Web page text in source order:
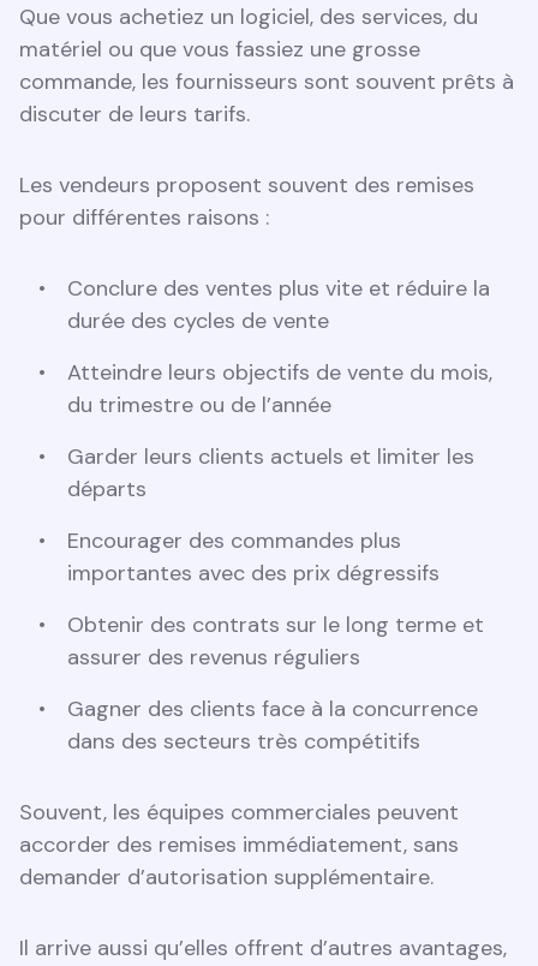
Que vous achetiez un logiciel, des services, du
matériel ou que vous fassiez une grosse
commande, les fournisseurs sont souvent prêts à
discuter de leurs tarifs.
Les vendeurs proposent souvent des remises
pour différentes raisons :
Conclure des ventes plus vite et réduire la
durée des cycles de vente
Atteindre leurs objectifs de vente du mois,
du trimestre ou de l’année
Garder leurs clients actuels et limiter les
départs
Encourager des commandes plus
importantes avec des prix dégressifs
Obtenir des contrats sur le long terme et
assurer des revenus réguliers
Gagner des clients face à la concurrence
dans des secteurs très compétitifs
Souvent, les équipes commerciales peuvent
accorder des remises immédiatement, sans
demander d’autorisation supplémentaire.
Il arrive aussi qu’elles offrent d’autres avantages,